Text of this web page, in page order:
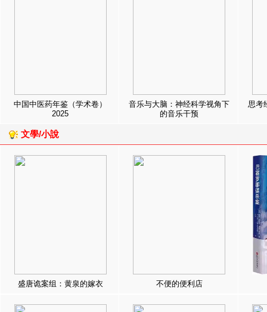
中国中医药年鉴（学术卷）
2025
音乐与大脑：神经科学视角下
的音乐干预
思考
文學/小說
盛唐诡案组：黄泉的嫁衣 不便的便利店